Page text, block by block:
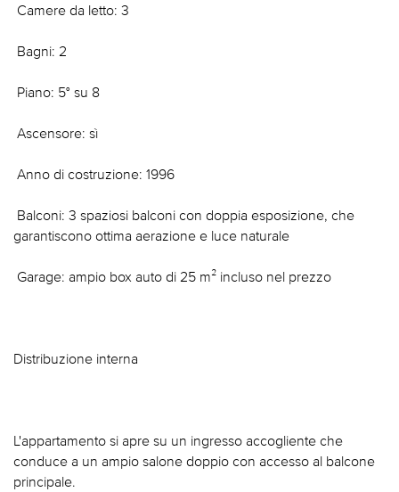
 Camere da letto: 3
 Bagni: 2
 Piano: 5° su 8
 Ascensore: sì
 Anno di costruzione: 1996
 Balconi: 3 spaziosi balconi con doppia esposizione, che
garantiscono ottima aerazione e luce naturale
 Garage: ampio box auto di 25 m² incluso nel prezzo
Distribuzione interna
L'appartamento si apre su un ingresso accogliente che
conduce a un ampio salone doppio con accesso al balcone
principale.